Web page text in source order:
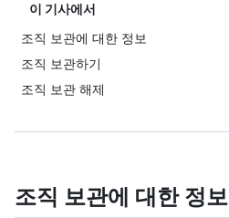
이 기사에서
조직 보관에 대한 정보
조직 보관하기
조직 보관 해제
조직 보관에 대한 정보